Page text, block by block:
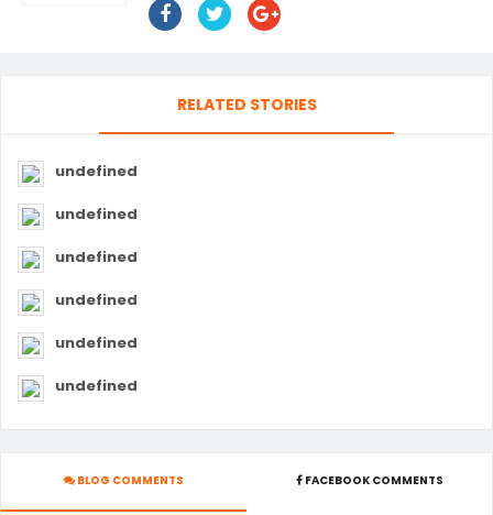
RELATED STORIES
undefined
undefined
undefined
undefined
undefined
undefined
BLOG COMMENTS FACEBOOK COMMENTS